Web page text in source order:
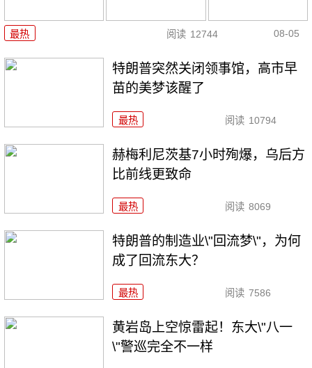
最热 阅读 12744 08-05
特朗普突然关闭领事馆，高市早
苗的美梦该醒了
最热 阅读 10794
赫梅利尼茨基7小时殉爆，乌后方
比前线更致命
最热 阅读 8069
特朗普的制造业\"回流梦\"，为何
成了回流东大？
最热 阅读 7586
黄岩岛上空惊雷起！东大\"八一
\"警巡完全不一样